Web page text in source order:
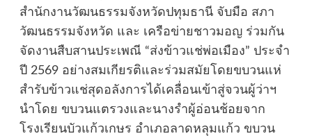
สำนักงานวัฒนธรรมจังหวัดปทุมธานี จับมือ สภา
วัฒนธรรมจังหวัด และ เครือข่ายชาวมอญ ร่วมกัน
จัดงานสืบสานประเพณี “ส่งข้าวแช่พ่อเมือง” ประจำ
ปี 2569 อย่างสมเกียรติและร่วมสมัยโดยขบวนแห่
สำรับข้าวแช่สุดอลังการได้เคลื่อนเข้าสู่จวนผู้ว่าฯ
นำโดย ขบวนแตรวงและนางรำผู้อ่อนช้อยจาก
โรงเรียนบัวแก้วเกษร อำเภอลาดหลุมแก้ว ขบวน